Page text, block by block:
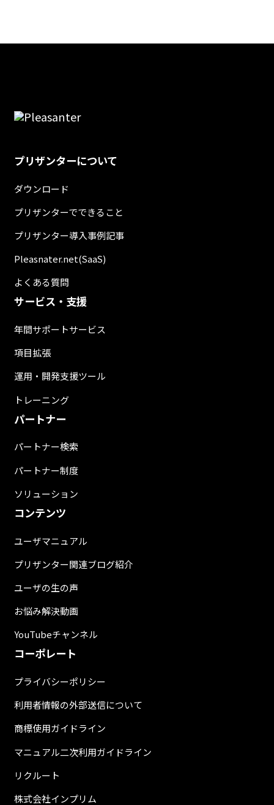
プリザンターについて
ダウンロード
プリザンターでできること
プリザンター導入事例記事
Pleasnater.net(SaaS)
よくある質問
サービス・支援
年間サポートサービス
項目拡張
運用・開発支援ツール
トレーニング
パートナー
パートナー検索
パートナー制度
ソリューション
コンテンツ
ユーザマニュアル
プリザンター関連ブログ紹介
ユーザの生の声
お悩み解決動画
YouTubeチャンネル
コーポレート
プライバシーポリシー
利用者情報の外部送信について
商標使用ガイドライン
マニュアル二次利用ガイドライン
リクルート
株式会社インプリム